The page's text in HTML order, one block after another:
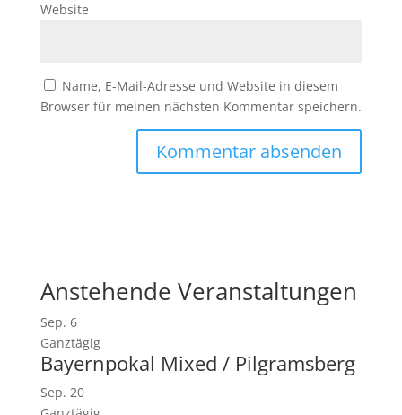
Website
Name, E-Mail-Adresse und Website in diesem
Browser für meinen nächsten Kommentar speichern.
Anstehende Veranstaltungen
Sep. 6
Ganztägig
Bayernpokal Mixed / Pilgramsberg
Sep. 20